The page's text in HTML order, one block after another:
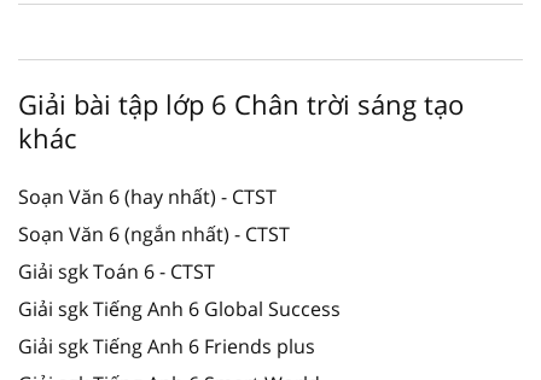
Giải bài tập lớp 6 Chân trời sáng tạo
khác
Soạn Văn 6 (hay nhất) - CTST
Soạn Văn 6 (ngắn nhất) - CTST
Giải sgk Toán 6 - CTST
Giải sgk Tiếng Anh 6 Global Success
Giải sgk Tiếng Anh 6 Friends plus